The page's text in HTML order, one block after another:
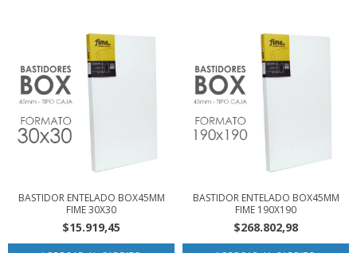
BASTIDOR ENTELADO BOX45MM
FIME 30X30
$15.919,45
BASTIDOR ENTELADO BOX45MM
FIME 190X190
$268.802,98